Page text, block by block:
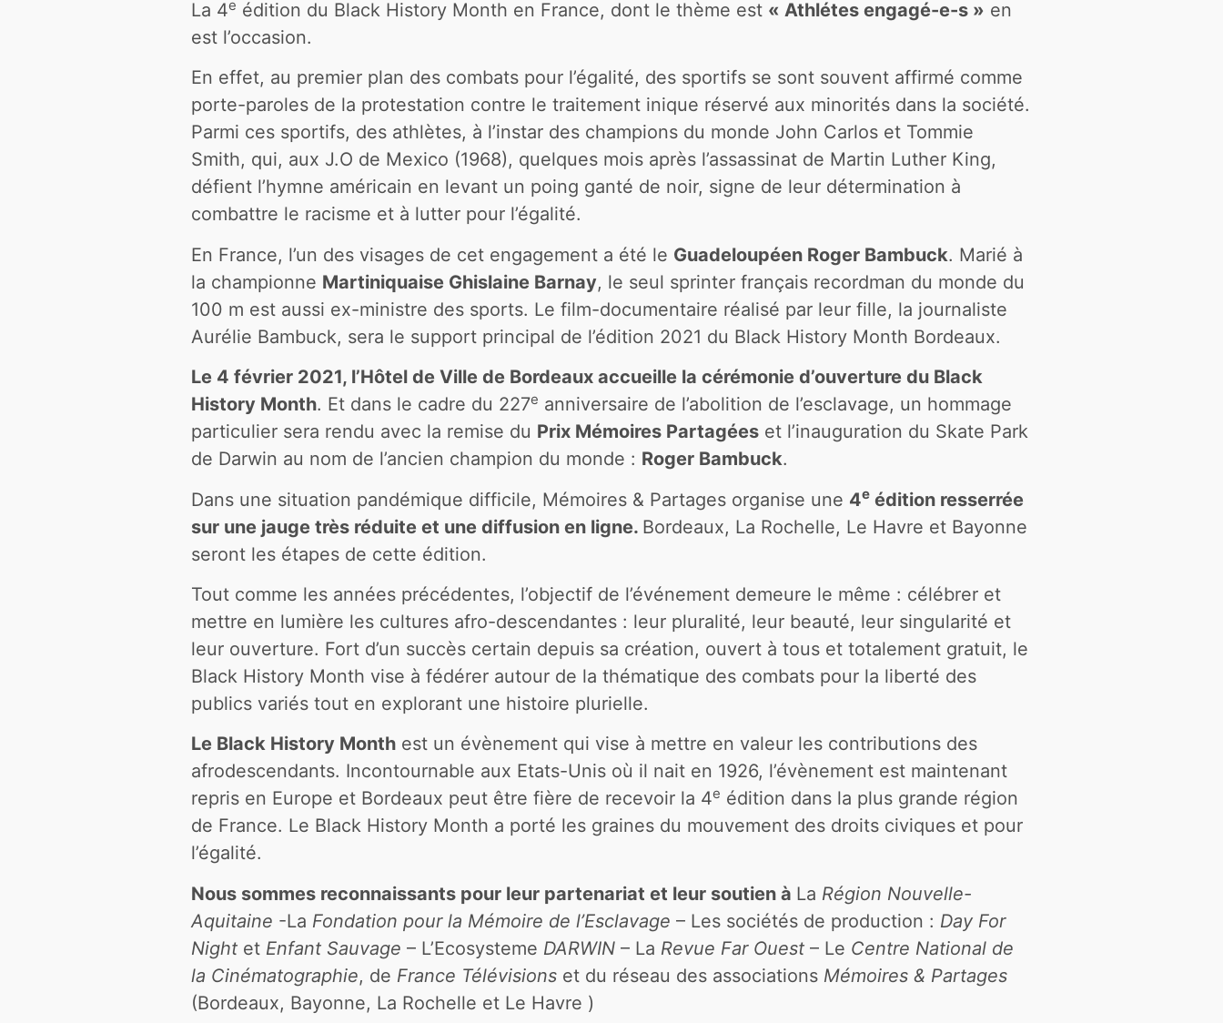
La 4e édition du Black History Month en France, dont le thème est « Athlétes engagé-e-s » en
est l’occasion.
En effet, au premier plan des combats pour l’égalité, des sportifs se sont souvent affirmé comme
porte-paroles de la protestation contre le traitement inique réservé aux minorités dans la société.
Parmi ces sportifs, des athlètes, à l’instar des champions du monde John Carlos et Tommie
Smith, qui, aux J.O de Mexico (1968), quelques mois après l’assassinat de Martin Luther King,
défient l’hymne américain en levant un poing ganté de noir, signe de leur détermination à
combattre le racisme et à lutter pour l’égalité.
En France, l’un des visages de cet engagement a été le Guadeloupéen Roger Bambuck. Marié à
la championne Martiniquaise Ghislaine Barnay, le seul sprinter français recordman du monde du
100 m est aussi ex-ministre des sports. Le film-documentaire réalisé par leur fille, la journaliste
Aurélie Bambuck, sera le support principal de l’édition 2021 du Black History Month Bordeaux.
Le 4 février 2021, l’Hôtel de Ville de Bordeaux accueille la cérémonie d’ouverture du Black
History Month. Et dans le cadre du 227e anniversaire de l’abolition de l’esclavage, un hommage
particulier sera rendu avec la remise du Prix Mémoires Partagées et l’inauguration du Skate Park
de Darwin au nom de l’ancien champion du monde : Roger Bambuck.
Dans une situation pandémique difficile, Mémoires & Partages organise une 4e édition resserrée
sur une jauge très réduite et une diffusion en ligne. Bordeaux, La Rochelle, Le Havre et Bayonne
seront les étapes de cette édition.
Tout comme les années précédentes, l’objectif de l’événement demeure le même : célébrer et
mettre en lumière les cultures afro-descendantes : leur pluralité, leur beauté, leur singularité et
leur ouverture. Fort d’un succès certain depuis sa création, ouvert à tous et totalement gratuit, le
Black History Month vise à fédérer autour de la thématique des combats pour la liberté des
publics variés tout en explorant une histoire plurielle.
Le Black History Month est un évènement qui vise à mettre en valeur les contributions des
afrodescendants. Incontournable aux Etats-Unis où il nait en 1926, l’évènement est maintenant
repris en Europe et Bordeaux peut être fière de recevoir la 4e édition dans la plus grande région
de France. Le Black History Month a porté les graines du mouvement des droits civiques et pour
l’égalité.
Nous sommes reconnaissants pour leur partenariat et leur soutien à La Région Nouvelle-
Aquitaine -La Fondation pour la Mémoire de l’Esclavage – Les sociétés de production : Day For
Night et Enfant Sauvage – L’Ecosysteme DARWIN – La Revue Far Ouest – Le Centre National de
la Cinématographie, de France Télévisions et du réseau des associations Mémoires & Partages
(Bordeaux, Bayonne, La Rochelle et Le Havre )